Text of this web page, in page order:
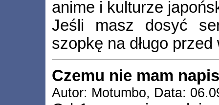
anime i kulturze
Jeśli masz dosyć
szopkę na długo
Czemu nie mam
Autor: Motumbo, Data: